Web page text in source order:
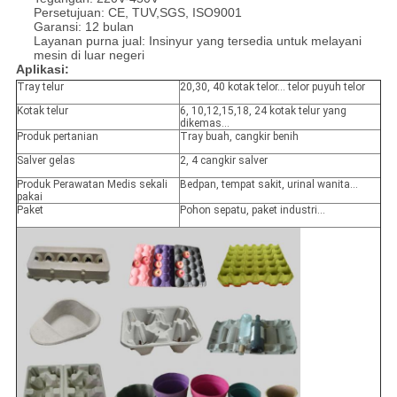
Persetujuan: CE, TUV,SGS, ISO9001
Garansi: 12 bulan
Layanan purna jual: Insinyur yang tersedia untuk melayani
mesin di luar negeri
Aplikasi:
Tray telur
20,30, 40 kotak telor... telor puyuh telor
Kotak telur
6, 10,12,15,18, 24 kotak telur yang
dikemas...
Produk pertanian
Tray buah, cangkir benih
Salver gelas
2, 4 cangkir salver
Produk Perawatan Medis sekali
pakai
Bedpan, tempat sakit, urinal wanita...
Paket Pohon sepatu, paket industri...